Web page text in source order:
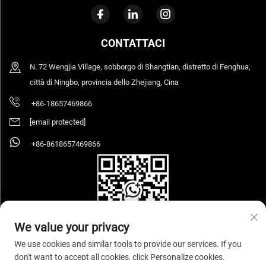
CONTATTACI
N. 72 Wengjia Village, sobborgo di Shangtian, distretto di Fenghua,
città di Ningbo, provincia dello Zhejiang, Cina
+86-18657469866
[email protected]
+86-8618657469866
We value your privacy
We use cookies and similar tools to provide our services. If you
don't want to accept all cookies, click Personalize cookies.